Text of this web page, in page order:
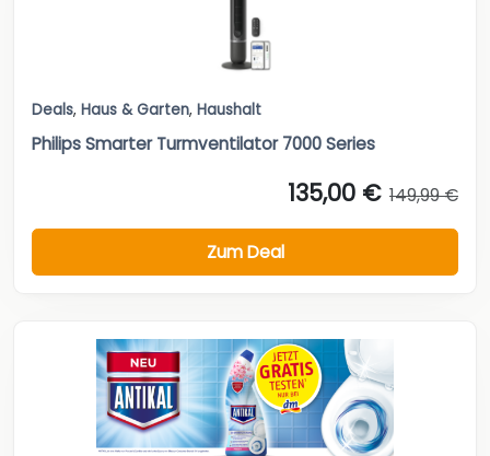
Deals, Haus & Garten, Haushalt
Philips Smarter Turmventilator 7000 Series
135,00 € 149,99 €
Zum Deal